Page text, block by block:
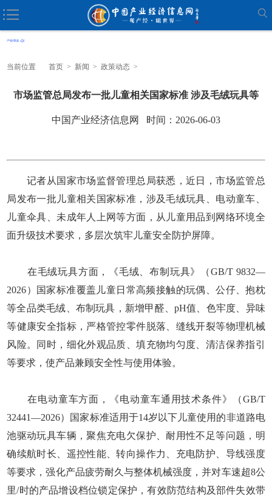
当前位置 首页 > 新闻 > 政策动态 >
市场监管总局发布一批儿童相关国家标准 涉及毛绒玩具等
中国产业经济信息网 时间：2026-06-03
记者从国家市场监督管理总局获悉，近日，市场监管总
局发布一批儿童相关国家标准，涉及毛绒玩具、电动童车、
儿童伞具、未成年人上网等方面，从儿童用品到网络环境全
面升级技术要求，多层次筑牢儿童安全防护屏障。
在毛绒玩具方面，《毛绒、布制玩具》（GB/T 9832—
2026）国家标准覆盖儿童日常高频接触的玩偶、公仔、抱枕
等全品类毛绒、布制玩具，新增甲醛、pH值、色牢度、异味
等健康安全指标，严格管控零件脱落、缝线开裂等物理机械
风险。同时，细化外观品质、填充物均匀度、清洁保养指引
等要求，使产品兼顾安全性与使用体验。
在电动童车方面，《电动童车通用技术条件》（GB/T
32441—2026）国家标准适用于14岁以下儿童使用的非道路电
池驱动玩具车辆，聚焦充电欠保护、耐用性不足等问题，明
确续航时长、遥控性能、转向操作力、充电防护、导线强度
等要求，强化产品疲劳耐久与整体机械强度，并对车速超8公
里/时的产品增设档位锁定保护，有效防范结构及部件失效带